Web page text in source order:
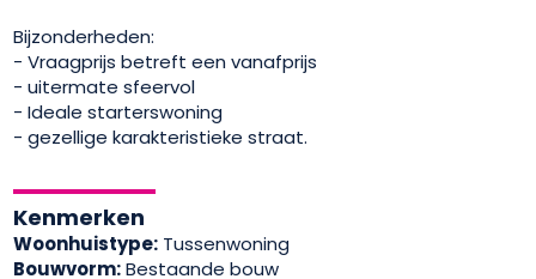
Bijzonderheden:
- Vraagprijs betreft een vanafprijs
- uitermate sfeervol
- Ideale starterswoning
- gezellige karakteristieke straat.
Kenmerken
Woonhuistype: Tussenwoning
Bouwvorm:Bestaande bouw